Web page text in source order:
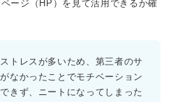
ージ（HP）を見て活用できるか確
トレスが多いため、第三者のサ
なかったことでモチベーション
きず、ニートになってしまった